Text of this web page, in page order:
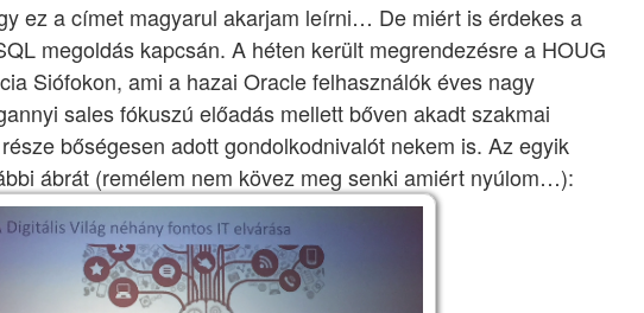
ez a címet magyarul akarjam leírni… De miért is érdekes a
megoldás kapcsán. A héten került megrendezésre a HOUG
Siófokon, ami a hazai Oracle felhasználók éves nagy
sales fókuszú előadás mellett bőven akadt szakmai
bőségesen adott gondolkodnivalót nekem is. Az egyik
ábrát (remélem nem kövez meg senki amiért nyúlom…):